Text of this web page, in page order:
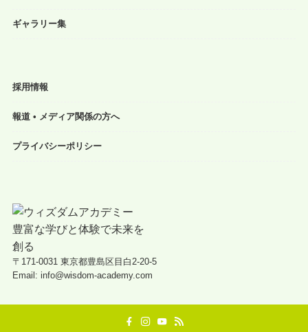
ギャラリー集
採用情報
報道 • メディア関係の方へ
プライバシーポリシー
〒171-0031 東京都豊島区目白2-20-5
Email: info@wisdom-academy.com